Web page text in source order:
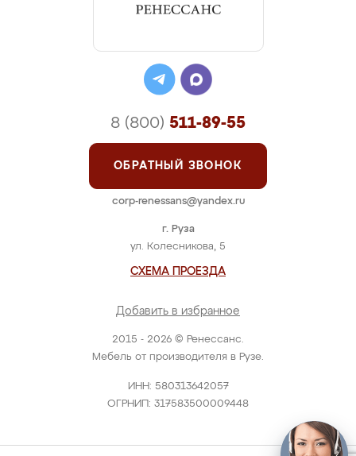
2015 - 2026 © Ренессанс.
Мебель от производителя в Рузе.
ИНН: 580313642057
ОГРНИП: 317583500009448
г. Руза
ул. Колесникова, 5
СХЕМА ПРОЕЗДА
Добавить в избранное
8 (800) 511-89-55
ОБРАТНЫЙ ЗВОНОК
corp-renessans@yandex.ru